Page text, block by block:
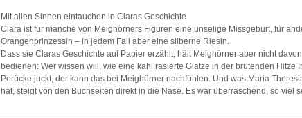
Mit allen Sinnen eintauchen in Claras Geschichte
Clara ist für manche von Meighörners Figuren eine unselige Missgeburt, für
Orangenprinzessin – in jedem Fall aber eine silberne Riesin.
Dass sie Claras Geschichte auf Papier erzählt, hält Meighörner aber nicht
bedienen: Wer wissen will, wie eine kahl rasierte Glatze in der brütenden Hitze
Perücke juckt, der kann das bei Meighörner nachfühlen. Und was Maria
hat, steigt von den Buchseiten direkt in die Nase. Es war überraschend, so viel